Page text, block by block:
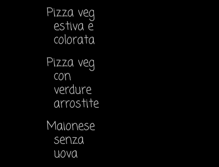
Pizza veg
estiva e
colorata
Pizza veg
con
verdure
arrostite
Maionese
senza
uova